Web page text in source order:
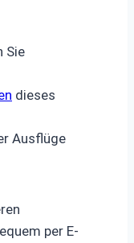
Sie
dieses
Ausflüge
per E-